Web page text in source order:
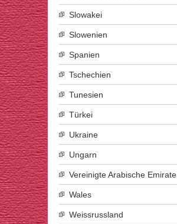
Slowakei
Slowenien
Spanien
Tschechien
Tunesien
Türkei
Ukraine
Ungarn
Vereinigte Arabische Emirate
Wales
Weissrussland